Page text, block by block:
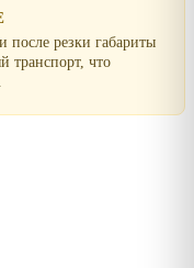
после резки габариты
транспорт, что